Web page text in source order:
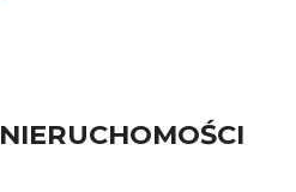
NIERUCHOMOŚCI